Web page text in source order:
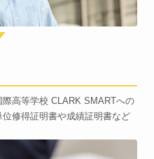
高等学校 CLARK SMARTへの
修得証明書や成績証明書など